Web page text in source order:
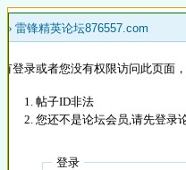
» 雷锋精英论坛876557.com
登录或者您没有权限访问此页面
帖子ID非法
您还不是论坛会员,请先登录
登录